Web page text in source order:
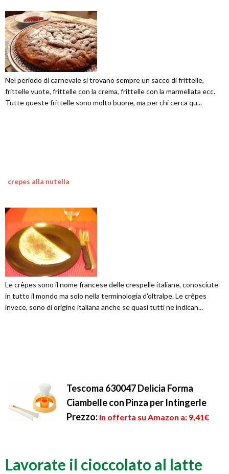
Nel periodo di carnevale si trovano sempre un sacco di frittelle,
frittelle vuote, frittelle con la crema, frittelle con la marmellata ecc.
Tutte queste frittelle sono molto buone, ma per chi cerca qu...
crepes alla nutella
Le crêpes sono il nome francese delle crespelle italiane, conosciute
in tutto il mondo ma solo nella terminologia d'oltralpe. Le crêpes
invece, sono di origine italiana anche se quasi tutti ne indican...
Tescoma 630047 Delicia Forma
Ciambelle con Pinza per Intingerle
Prezzo: in offerta su Amazon a: 9,41€
Lavorate il cioccolato al latte